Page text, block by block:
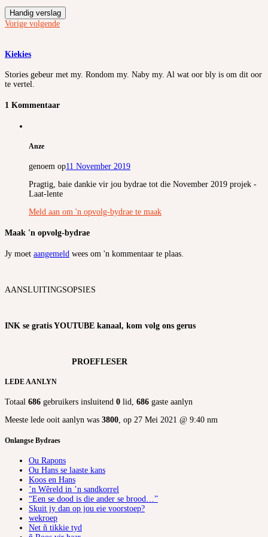
Handig verslag
Vorige volgende
Kiekies
Stories gebeur met my. Rondom my. Naby my. Al wat oor bly is om dit oor
te vertel.
1 Kommentaar
Anze
genoem op11 November 2019
Pragtig, baie dankie vir jou bydrae tot die November 2019 projek -
Laat-lente
Meld aan om 'n opvolg-bydrae te maak
Maak 'n opvolg-bydrae
Jy moet aangemeld wees om 'n kommentaar te plaas.
AANSLUITINGSOPSIES
INK se gratis YOUTUBE kanaal, kom volg ons gerus
PROEFLESER
LEDE AANLYN
Totaal 686 gebruikers insluitend 0 lid, 686 gaste aanlyn
Meeste lede ooit aanlyn was 3800, op 27 Mei 2021 @ 9:40 nm
Onlangse Bydraes
Ou Rapons
Ou Hans se laaste kans
Koos en Hans
’n Wêreld in ’n sandkorrel
“Een se dood is die ander se brood…”
Skuit jy dan op jou eie voorstoep?
wekroep
Net ñ tikkie tyd